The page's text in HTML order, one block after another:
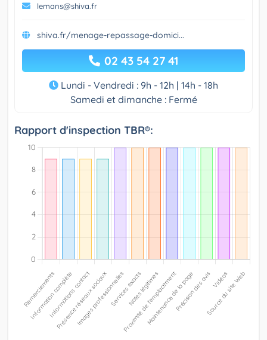
lemans@shiva.fr
shiva.fr/menage-repassage-domici...
02 43 54 27 41
Lundi - Vendredi : 9h - 12h | 14h - 18h
Samedi et dimanche : Fermé
Rapport d'inspection TBR®: